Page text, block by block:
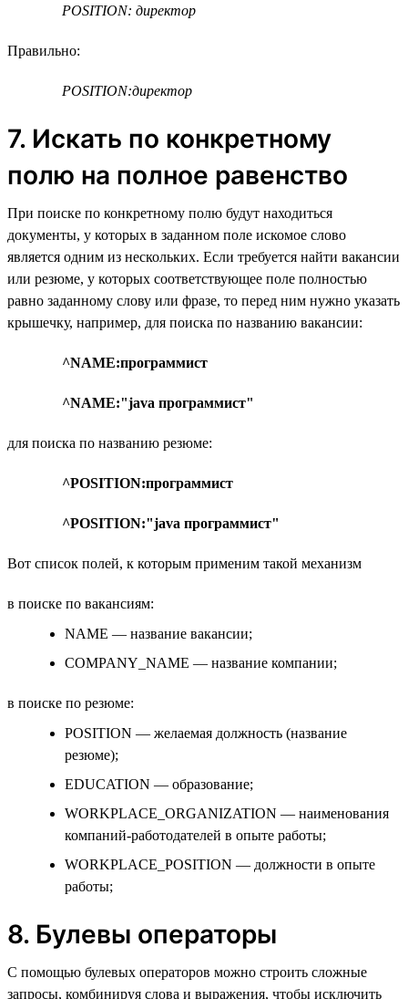
POSITION: директор
Правильно:
POSITION:директор
7. Искать по конкретному
полю на полное равенство
При поиске по конкретному полю будут находиться
документы, у которых в заданном поле искомое слово
является одним из нескольких. Если требуется найти вакансии
или резюме, у которых соответствующее поле полностью
равно заданному слову или фразе, то перед ним нужно указать
крышечку, например, для поиска по названию вакансии:
^NAME:программист
^NAME:"java программист"
для поиска по названию резюме:
^POSITION:программист
^POSITION:"java программист"
Вот список полей, к которым применим такой механизм
в поиске по вакансиям:
NAME — название вакансии;
COMPANY_NAME — название компании;
в поиске по резюме:
POSITION — желаемая должность (название
резюме);
EDUCATION — образование;
WORKPLACE_ORGANIZATION — наименования
компаний-работодателей в опыте работы;
WORKPLACE_POSITION — должности в опыте
работы;
8. Булевы операторы
С помощью булевых операторов можно строить сложные
запросы, комбинируя слова и выражения, чтобы исключить